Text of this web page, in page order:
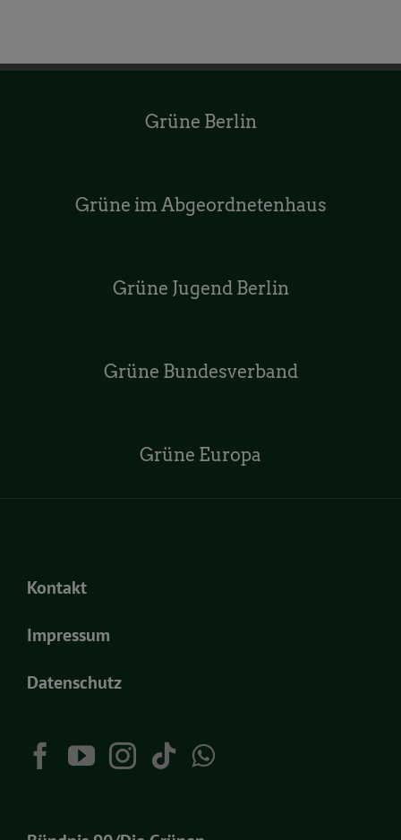
Grüne Berlin
Grüne im Abgeordnetenhaus
Grüne Jugend Berlin
Grüne Bundesverband
Grüne Europa
Kontakt
Impressum
Datenschutz